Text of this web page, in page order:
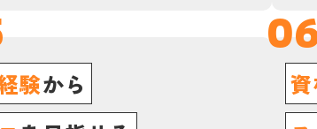
験から